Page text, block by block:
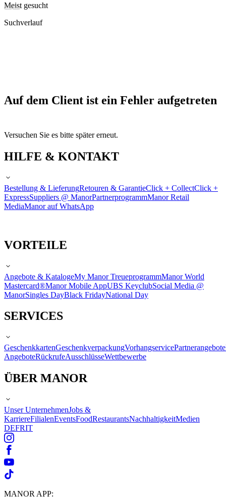
Meist gesucht
Suchverlauf
Auf dem Client ist ein Fehler aufgetreten
Versuchen Sie es bitte später erneut.
HILFE & KONTAKT
Bestellung & LieferungRetouren & GarantieClick + CollectClick +
ExpressSuppliers @ ManorPartnerprogrammManor Retail
MediaManor auf WhatsApp
VORTEILE
Angebote & KatalogeMy Manor TreueprogrammManor World
Mastercard®Manor Mobile AppUBS KeyclubSocial Media @
ManorSingles DayBlack FridayNational Day
SERVICES
GeschenkkartenGeschenkverpackungVorhangservicePartnerangebote
AngeboteRückrufeAusschlüsseWettbewerbe
ÜBER MANOR
Unser UnternehmenJobs &
KarriereFilialenEventsFoodRestaurantsNachhaltigkeitMedien
DEFRIT
MANOR APP: